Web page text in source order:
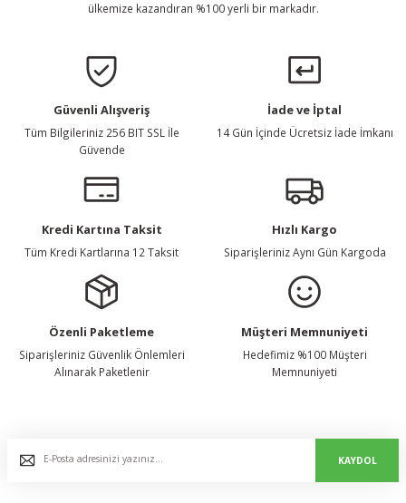
ülkemize kazandıran %100 yerli bir markadır.
Güvenli Alışveriş
Tüm Bilgileriniz 256 BIT SSL İle
Güvende
İade ve İptal
14 Gün İçinde Ücretsiz İade İmkanı
Kredi Kartına Taksit
Tüm Kredi Kartlarına 12 Taksit
Hızlı Kargo
Siparişleriniz Aynı Gün Kargoda
Özenli Paketleme
Siparişleriniz Güvenlik Önlemleri
Alınarak Paketlenir
Müşteri Memnuniyeti
Hedefimiz %100 Müşteri
Memnuniyeti
KAYDOL